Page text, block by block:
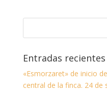
Entradas recientes
«Esmorzaret» de inicio
central de la finca. 24 de